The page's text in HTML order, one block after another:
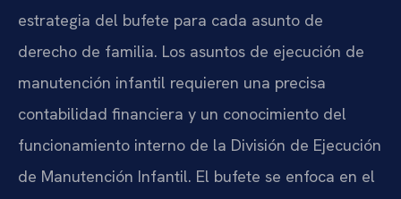
estrategia del bufete para cada asunto de
derecho de familia. Los asuntos de ejecución de
manutención infantil requieren una precisa
contabilidad financiera y un conocimiento del
funcionamiento interno de la División de Ejecución
de Manutención Infantil. El bufete se enfoca en el